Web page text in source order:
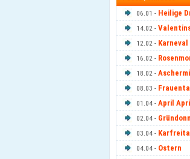
06.01 - Heilige
14.02 -
12.02 - Karneval
16.02 -
18.02 -
08.03 -
01.04 - April April
02.04 -
03.04 -
04.04 - Ostern